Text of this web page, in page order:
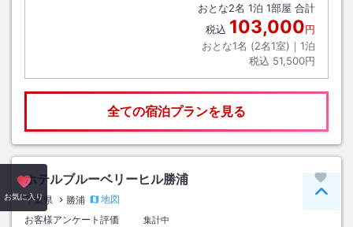
おとな2名 1泊 1部屋 合計
税込 103,000円
おとな1名 (2名1室)｜ 1泊
税込 51,500円
全ての宿泊プランを見る
ホテルブルーベリーヒル勝浦
千葉県 勝浦
地図
お客様アンケート評価
集計中
お気に入り ペー